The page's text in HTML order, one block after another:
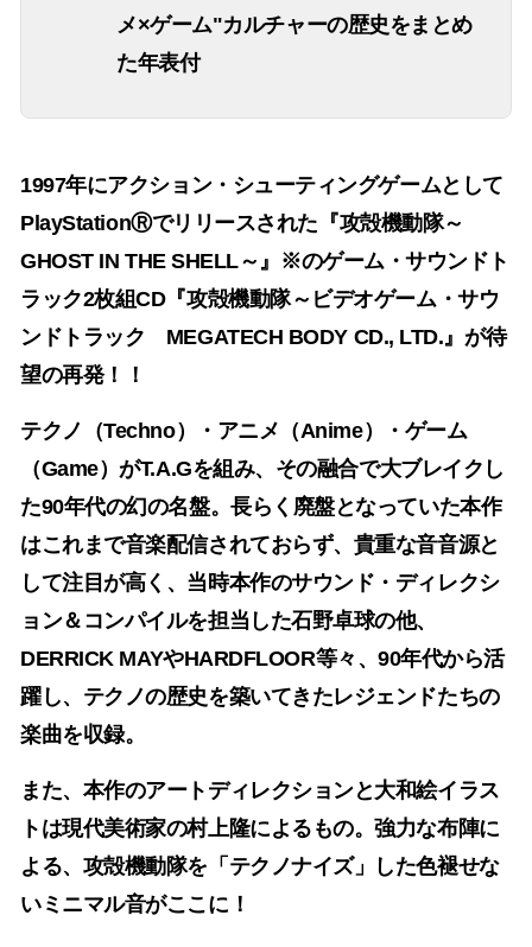
メ×ゲーム"カルチャーの歴史をまとめ
た年表付
1997年にアクション・シューティングゲームとして
PlayStationⓇでリリースされた『攻殻機動隊～
GHOST IN THE SHELL～』※のゲーム・サウンドト
ラック2枚組CD『攻殻機動隊～ビデオゲーム・サウ
ンドトラック MEGATECH BODY CD., LTD.』が待
望の再発！！
テクノ（Techno）・アニメ（Anime）・ゲーム
（Game）がT.A.Gを組み、その融合で大ブレイクし
た90年代の幻の名盤。長らく廃盤となっていた本作
はこれまで音楽配信されておらず、貴重な音音源と
して注目が高く、当時本作のサウンド・ディレクシ
ョン＆コンパイルを担当した石野卓球の他、
DERRICK MAYやHARDFLOOR等々、90年代から活
躍し、テクノの歴史を築いてきたレジェンドたちの
楽曲を収録。
また、本作のアートディレクションと大和絵イラス
トは現代美術家の村上隆によるもの。強力な布陣に
よる、攻殻機動隊を「テクノナイズ」した色褪せな
いミニマル音がここに！